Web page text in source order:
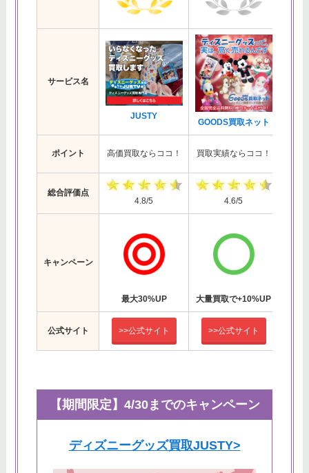
サービス名
JUSTY
GOODS買取ネット
ポイント 高価買取ならココ！ 買取実績ならココ！
総合評価点
4.8/5
4.6/5
キャンペーン
最大30%UP 大量買取で+10%UP
公式サイト >>公式サイト >>公式サイト
【期間限定】4/30までのキャンペーン
ディズニーグッズ買取JUSTY>